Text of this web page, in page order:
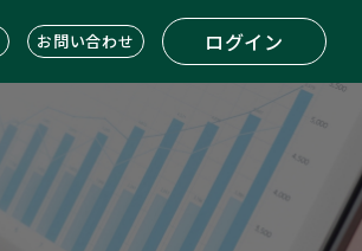
お問い合わせ ログイン